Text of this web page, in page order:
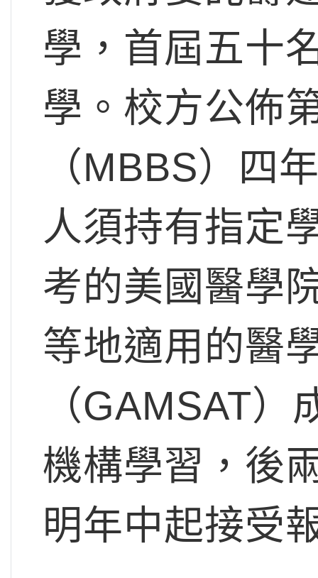
學，首屆五十
學。校方公佈
（MBBS）四
人須持有指定
考的美國醫學
等地適用的醫
（GAMSAT
機構學習，後
明年中起接受